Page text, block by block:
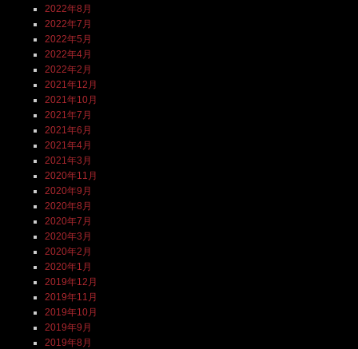
2022年8月
2022年7月
2022年5月
2022年4月
2022年2月
2021年12月
2021年10月
2021年7月
2021年6月
2021年4月
2021年3月
2020年11月
2020年9月
2020年8月
2020年7月
2020年3月
2020年2月
2020年1月
2019年12月
2019年11月
2019年10月
2019年9月
2019年8月